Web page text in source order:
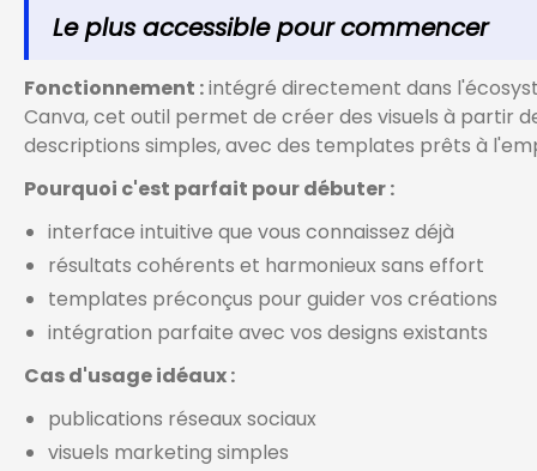
Le plus accessible pour commencer
Fonctionnement :intégré directement dans
Canva, cet outil permet de créer des visuels à partir
descriptions simples, avec des templates prêts à
Pourquoi c'est parfait pour débuter :
interface intuitive que vous connaissez déjà
résultats cohérents et harmonieux sans effort
templates préconçus pour guider vos créations
intégration parfaite avec vos designs existants
Cas d'usage idéaux :
publications réseaux sociaux
visuels marketing simples